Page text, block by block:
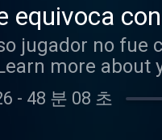
equivoca
jugador no fue
more about
- 48 분 08 초